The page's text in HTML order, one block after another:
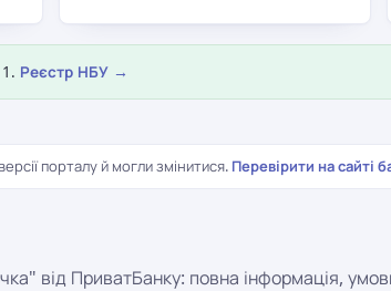
Реєстр НБУ →
порталу й могли змінитися. Перевірити на сайті
від ПриватБанку: повна інформація,